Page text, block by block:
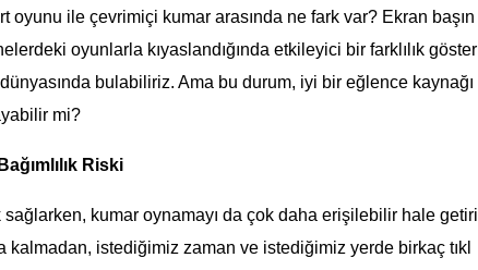
oyunu ile çevrimiçi kumar arasında ne fark var? Ekran başın
oyunlarla kıyaslandığında etkileyici bir farklılık göster
bulabiliriz. Ama bu durum, iyi bir eğlence kaynağı
mi?
Riski
sağlarken, kumar oynamayı da çok daha erişilebilir hale getiri
kalmadan, istediğimiz zaman ve istediğimiz yerde birkaç tıkl